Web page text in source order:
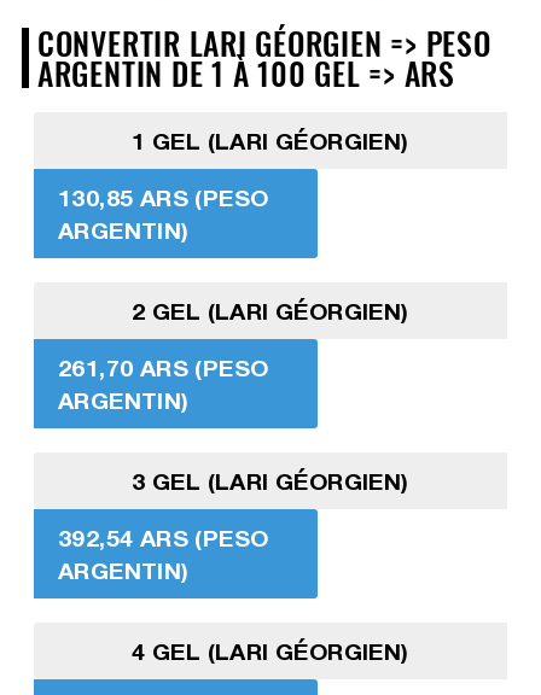
CONVERTIR LARI GÉORGIEN => PESO
ARGENTIN DE 1 À 100 GEL => ARS
1 GEL (LARI GÉORGIEN)
130,85 ARS (PESO
ARGENTIN)
2 GEL (LARI GÉORGIEN)
261,70 ARS (PESO
ARGENTIN)
3 GEL (LARI GÉORGIEN)
392,54 ARS (PESO
ARGENTIN)
4 GEL (LARI GÉORGIEN)